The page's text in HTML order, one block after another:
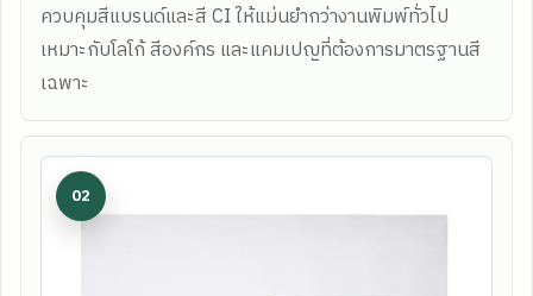
ควบคุมสีแบรนด์และสี CI ให้แม่นยำกว่างานพิมพ์ทั่วไป
เหมาะกับโลโก้ สีองค์กร และแคมเปญที่ต้องการมาตรฐานสี
เฉพาะ
02